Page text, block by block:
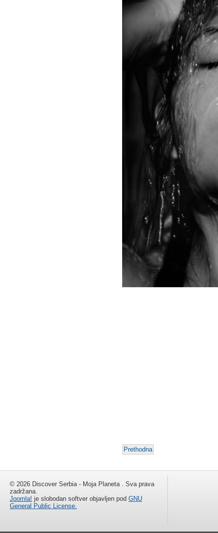
Prethodna
© 2026 Discover Serbia - Moja Planeta . Sva prava
zadržana.
Joomla! je slobodan softver objavljen pod GNU
General Public License.